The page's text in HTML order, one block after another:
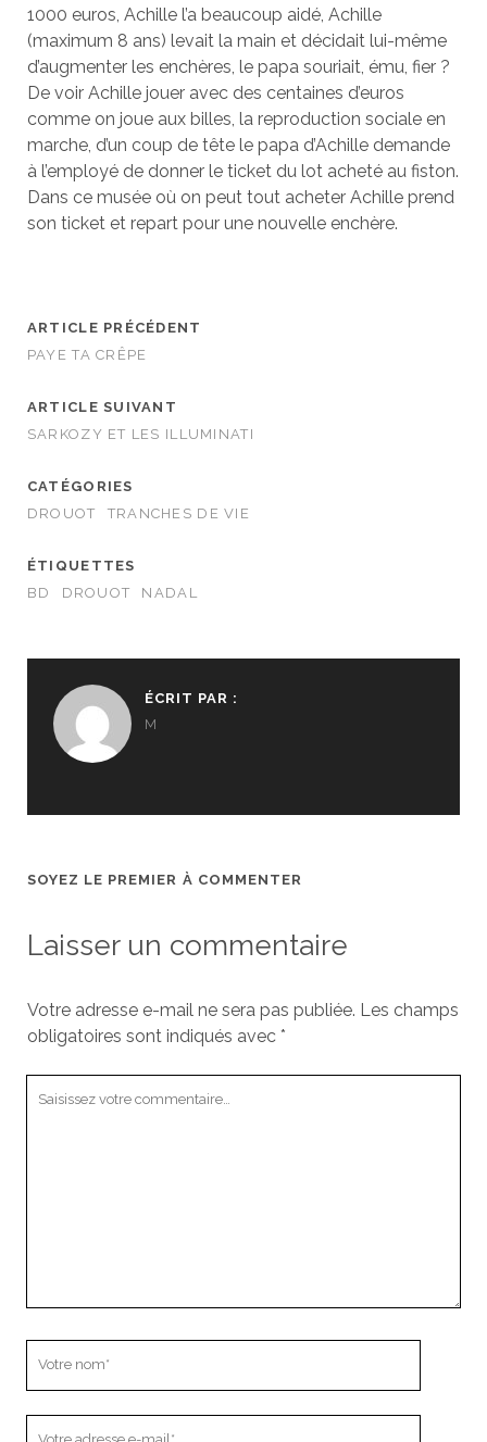
1000 euros, Achille l’a beaucoup aidé, Achille
(maximum 8 ans) levait la main et décidait lui-même
d’augmenter les enchères, le papa souriait, ému, fier ?
De voir Achille jouer avec des centaines d’euros
comme on joue aux billes, la reproduction sociale en
marche, d’un coup de tête le papa d’Achille demande
à l’employé de donner le ticket du lot acheté au fiston.
Dans ce musée où on peut tout acheter Achille prend
son ticket et repart pour une nouvelle enchère.
ARTICLE PRÉCÉDENT
PAYE TA CRÊPE
ARTICLE SUIVANT
SARKOZY ET LES ILLUMINATI
CATÉGORIES
DROUOT
TRANCHES DE VIE
ÉTIQUETTES
BD
DROUOT NADAL
ÉCRIT PAR :
M
SOYEZ LE PREMIER À COMMENTER
Laisser un commentaire
Votre adresse e-mail ne sera pas publiée. Les champs
obligatoires sont indiqués avec *